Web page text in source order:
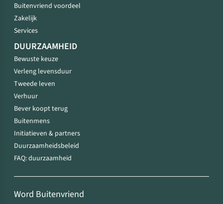
Buitenvriend voordeel
Zakelijk
Services
DUURZAAMHEID
Bewuste keuze
Verleng levensduur
Tweede leven
Verhuur
Bever koopt terug
Buitenmens
Initiatieven & partners
Duurzaamheidsbeleid
FAQ: duurzaamheid
Word Buitenvriend